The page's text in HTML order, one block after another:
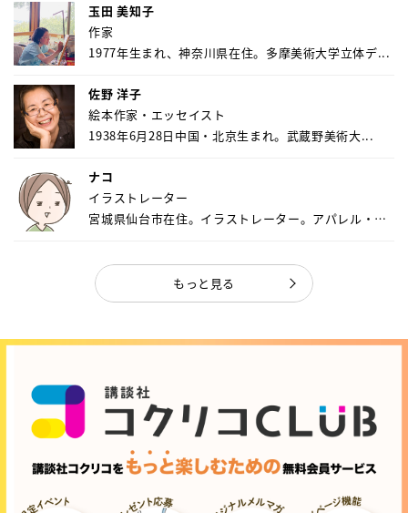
玉田 美知子
作家
1977年生まれ、神奈川県在住。多摩美術大学立体デ...
佐野 洋子
絵本作家・エッセイスト
1938年6月28日中国・北京生まれ。武蔵野美術大...
ナコ
イラストレーター
宮城県仙台市在住。イラストレーター。アパレル・キ
もっと見る